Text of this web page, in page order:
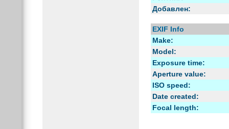
Добавлен:
EXIF Info
Make:
Model:
Exposure time:
Aperture value:
ISO speed:
Date created:
Focal length: